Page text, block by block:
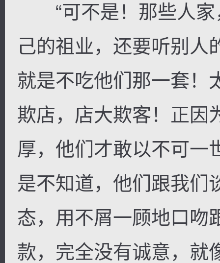
“可不是！那些人家
己的祖业，还要听别人
就是不吃他们那一套！
欺店，店大欺客！正因
厚，他们才敢以不可一
是不知道，他们跟我们
态，用不屑一顾地口吻
款，完全没有诚意，就